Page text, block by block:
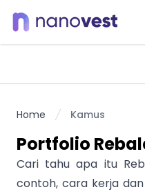
Home Kamus
Portfolio
Cari tahu apa itu
contoh, cara kerja